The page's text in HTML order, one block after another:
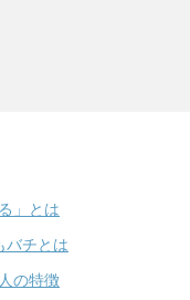
」とは
バチとは
の特徴